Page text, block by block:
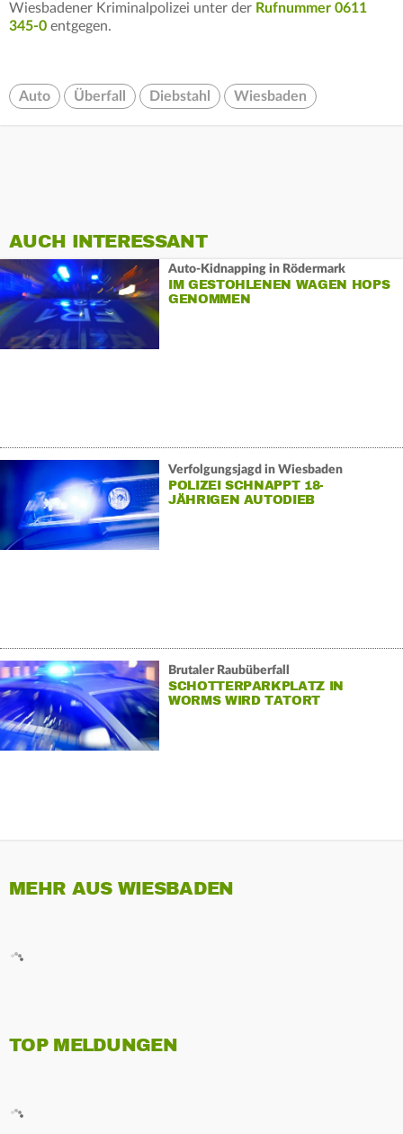
Wiesbadener Kriminalpolizei unter der Rufnummer 0611
345-0 entgegen.
Auto Überfall Diebstahl Wiesbaden
AUCH INTERESSANT
Auto-Kidnapping in Rödermark
IM GESTOHLENEN WAGEN HOPS
GENOMMEN
Verfolgungsjagd in Wiesbaden
POLIZEI SCHNAPPT 18-
JÄHRIGEN AUTODIEB
Brutaler Raubüberfall
SCHOTTERPARKPLATZ IN
WORMS WIRD TATORT
MEHR AUS WIESBADEN
TOP MELDUNGEN